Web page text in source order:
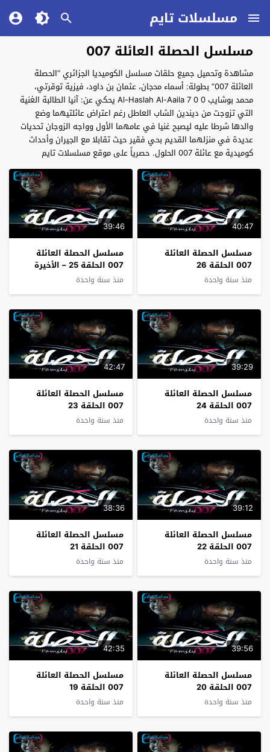
مسلسلات تايم
مسلسل الحصلة العائلة 007
مشاهدة وتحميل جميع حلقات مسلسل الكوميديا الجزائري “الحصلة
العائلة 007” بطولة: أسماء محجان، عثمان بن داود، فيزية توقرتي،
محمد بوشايب Al-Haslah Al-Aaila 7 0 0 يحكي عن: آنيا الطالبة الغنية
التي تزوجت من ديندين الشاب العاطل رغم اعتراض عائلتيهما وضع
والدها شرطا عليه ليصبح غنيا في عامهما الأول وواجه الزوجان تحديات
عديدة في منزلهما القديم بحي فقير حيث تقابلا مع الجيران وأحداث
كوميدية مع عائلة 007 الحلول. حصرياً على موقع مسلسلات تايم
40:47
مسلسل الحصلة العائلة
007 الحلقة 26
منذ سنة واحدة
39:46
مسلسل الحصلة العائلة
007 الحلقة 25 – الأخيرة
منذ سنة واحدة
39:29
مسلسل الحصلة العائلة
007 الحلقة 24
منذ سنة واحدة
42:47
مسلسل الحصلة العائلة
007 الحلقة 23
منذ سنة واحدة
39:12
مسلسل الحصلة العائلة
007 الحلقة 22
منذ سنة واحدة
38:36
مسلسل الحصلة العائلة
007 الحلقة 21
منذ سنة واحدة
39:56
مسلسل الحصلة العائلة
007 الحلقة 20
منذ سنة واحدة
42:35
مسلسل الحصلة العائلة
007 الحلقة 19
منذ سنة واحدة